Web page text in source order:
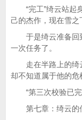
“完工”绮云站起身
己的杰作，现在雪之
于是绮云准备回
一次任务了。
走在半路上的绮云
却不知道属于他的危
“第三次校验已完
第七章：绮云的